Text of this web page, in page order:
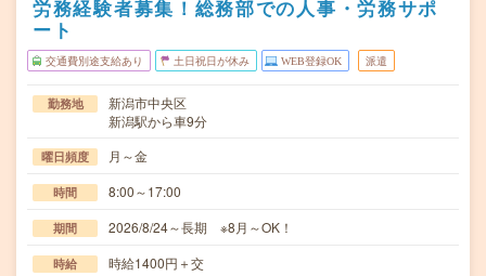
労務経験者募集！総務部での人事・労務サポ
ート
交通費別途支給あり 土日祝日が休み WEB登録OK 派遣
勤務地
新潟市中央区
新潟駅から車9分
曜日頻度 月～金
時間 8:00～17:00
期間 2026/8/24～長期 ※8月～OK！
時給 時給1400円＋交